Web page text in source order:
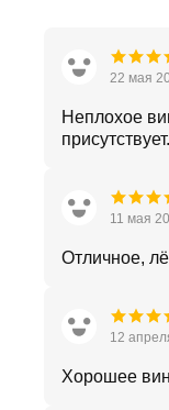
22 мая
Неплохое
присутствует.
11 мая
Отличное,
12
Хорошее